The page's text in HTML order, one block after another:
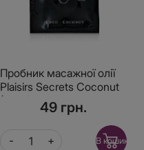
Пробник масажної олії
Plaisirs Secrets Coconut
(3 мл)
49 грн.
В кошик